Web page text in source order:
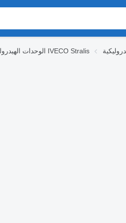
الوحدات الهيدروليكية IVECO Stralis